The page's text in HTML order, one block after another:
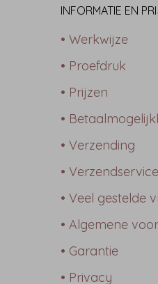
INFORMATIE EN
• Werkwijze
• Proefdruk
• Prijzen
•
• Verzending
• Verzendservice
• Veel gestelde
• Algemene
• Garantie
• Privacy